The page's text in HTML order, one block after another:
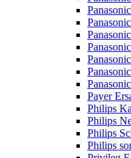
Payer
Philips
Philips
Philips
Philips